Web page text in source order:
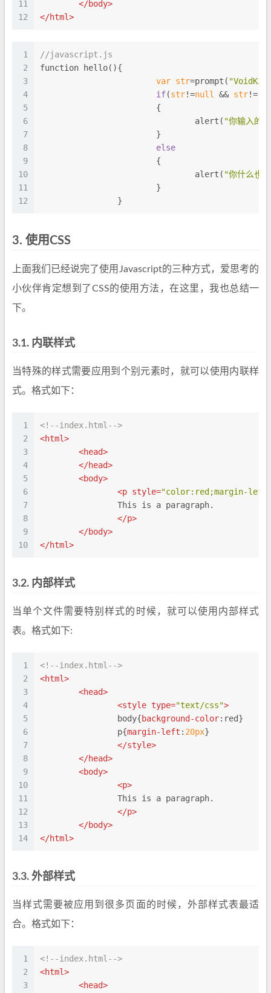
11
12
</body>
</html>
1
2
3
4
5
6
7
8
9
10
11
12
//javascript.js
function hello(){
var str=prompt(
if(str!=null && str!=
			{
				alert(
"你输入的
			}
else
			{
				alert(
"你什么也
			}
		}
3. 使用CSS
上面我们已经说完了使用Javascript的三种方式，爱思考的
小伙伴肯定想到了CSS的使用方法，在这里，我也总结一
下。
3.1. 内联样式
当特殊的样式需要应用到个别元素时，就可以使用内联样
式。格式如下：
1
2
3
4
5
6
7
8
9
10
<!--index.html-->
<html>
<head>
</head>
<body>
<p style="color:red;margin-
		This is a paragraph.
</p>
</body>
</html>
3.2. 内部样式
当单个文件需要特别样式的时候，就可以使用内部样式
表。格式如下:
1
2
3
4
5
6
7
8
9
10
11
12
13
14
<!--index.html-->
<html>
<head>
<style type="text/css">
body{background-color:red}
p{margin-left : 20px}
</style>
</head>
<body>
<p>
		This is a paragraph.
</p>
</body>
</html>
3.3. 外部样式
当样式需要被应用到很多页面的时候，外部样式表最适
合。格式如下：
1
2
3
<!--index.html-->
<html>
<head>